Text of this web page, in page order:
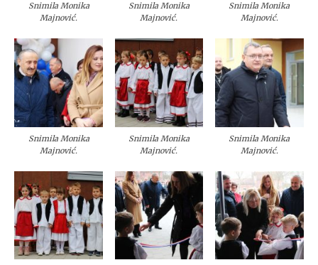
Snimila Monika
Majnović.
Snimila Monika
Majnović.
Snimila Monika
Majnović.
Snimila Monika
Majnović.
Snimila Monika
Majnović.
Snimila Monika
Majnović.